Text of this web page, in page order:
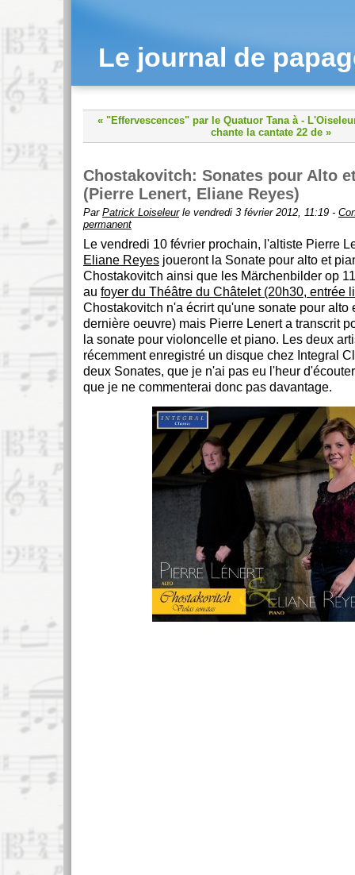
Le journal de
« "Effervescences" par le Quatuor Tana à -
chante la cantate 22 de »
Chostakovitch: Sonates pour Alto
(Pierre Lenert, Eliane Reyes)
Par Patrick Loiseleurle vendredi 3 février 2012, 11:19 -
permanent
Le vendredi 10 février prochain, l'altiste Pierre
Eliane Reyes joueront la Sonate pour alto et
Chostakovitch ainsi que les Märchenbilder op
au foyer du Théâtre du Châtelet (20h30, entrée
Chostakovitch n'a écrirt qu'une sonate pour alto
dernière oeuvre) mais Pierre Lenert a transcrit
la sonate pour violoncelle et piano. Les deux
récemment enregistré un disque chez Integral
deux Sonates, que je n'ai pas eu l'heur
que je ne commenterai donc pas davantage.